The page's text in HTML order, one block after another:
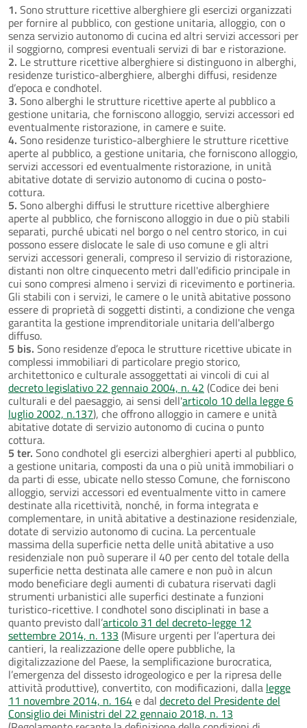
1. Sono strutture ricettive alberghiere gli esercizi organizzati
per fornire al pubblico, con gestione unitaria, alloggio, con o
senza servizio autonomo di cucina ed altri servizi accessori per
il soggiorno, compresi eventuali servizi di bar e ristorazione.
2. Le strutture ricettive alberghiere si distinguono in alberghi,
residenze turistico-alberghiere, alberghi diffusi, residenze
d’epoca e condhotel.
3. Sono alberghi le strutture ricettive aperte al pubblico a
gestione unitaria, che forniscono alloggio, servizi accessori ed
eventualmente ristorazione, in camere e suite.
4. Sono residenze turistico-alberghiere le strutture ricettive
aperte al pubblico, a gestione unitaria, che forniscono alloggio,
servizi accessori ed eventualmente ristorazione, in unità
abitative dotate di servizio autonomo di cucina o posto-
cottura.
5. Sono alberghi diffusi le strutture ricettive alberghiere
aperte al pubblico, che forniscono alloggio in due o più stabili
separati, purché ubicati nel borgo o nel centro storico, in cui
possono essere dislocate le sale di uso comune e gli altri
servizi accessori generali, compreso il servizio di ristorazione,
distanti non oltre cinquecento metri dall'edificio principale in
cui sono compresi almeno i servizi di ricevimento e portineria.
Gli stabili con i servizi, le camere o le unità abitative possono
essere di proprietà di soggetti distinti, a condizione che venga
garantita la gestione imprenditoriale unitaria dell'albergo
diffuso.
5 bis. Sono residenze d’epoca le strutture ricettive ubicate in
complessi immobiliari di particolare pregio storico,
architettonico e culturale assoggettati ai vincoli di cui al
decreto legislativo 22 gennaio 2004, n. 42 (Codice dei beni
culturali e del paesaggio, ai sensi dell'articolo 10 della legge 6
luglio 2002, n.137), che offrono alloggio in camere e unità
abitative dotate di servizio autonomo di cucina o punto
cottura.
5 ter. Sono condhotel gli esercizi alberghieri aperti al pubblico,
a gestione unitaria, composti da una o più unità immobiliari o
da parti di esse, ubicate nello stesso Comune, che forniscono
alloggio, servizi accessori ed eventualmente vitto in camere
destinate alla ricettività, nonché, in forma integrata e
complementare, in unità abitative a destinazione residenziale,
dotate di servizio autonomo di cucina. La percentuale
massima della superficie netta delle unità abitative a uso
residenziale non può superare il 40 per cento del totale della
superficie netta destinata alle camere e non può in alcun
modo beneficiare degli aumenti di cubatura riservati dagli
strumenti urbanistici alle superfici destinate a funzioni
turistico-ricettive. I condhotel sono disciplinati in base a
quanto previsto dall’articolo 31 del decreto-legge 12
settembre 2014, n. 133 (Misure urgenti per l’apertura dei
cantieri, la realizzazione delle opere pubbliche, la
digitalizzazione del Paese, la semplificazione burocratica,
l’emergenza del dissesto idrogeologico e per la ripresa delle
attività produttive), convertito, con modificazioni, dalla legge
11 novembre 2014, n. 164e dal decreto del Presidente del
Consiglio dei Ministri del 22 gennaio 2018, n. 13